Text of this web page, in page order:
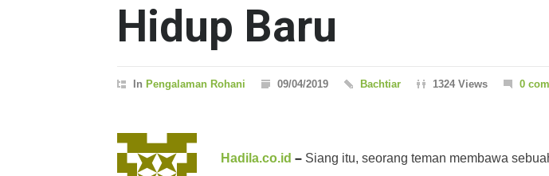
Hidup Baru
In Pengalaman Rohani 09/04/2019 Bachtiar 1324 Views 0
Hadila.co.id – Siang itu, seorang teman membawa